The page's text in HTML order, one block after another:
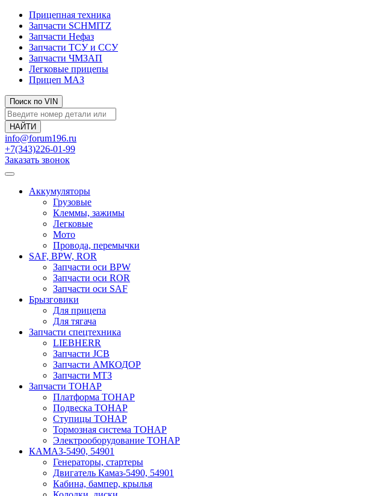
Прицепная техника
Запчасти SCHMITZ
Запчасти Нефаз
Запчасти ТСУ и ССУ
Запчасти ЧМЗАП
Легковые прицепы
Прицеп МАЗ
Поиск по VIN
info@forum196.ru
+7(343)226-01-99
Заказать звонок
Аккумуляторы
Грузовые
Клеммы, зажимы
Легковые
Мото
Провода, перемычки
SAF, BPW, ROR
Запчасти оси BPW
Запчасти оси ROR
Запчасти оси SAF
Брызговики
Для прицепа
Для тягача
Запчасти спецтехника
LIEBHERR
Запчасти JCB
Запчасти АМКОДОР
Запчасти МТЗ
Запчасти ТОНАР
Платформа ТОНАР
Подвеска ТОНАР
Ступицы ТОНАР
Тормозная система ТОНАР
Электрооборудование ТОНАР
КАМАЗ-5490, 54901
Генераторы, стартеры
Двигатель Камаз-5490, 54901
Кабина, бампер, крылья